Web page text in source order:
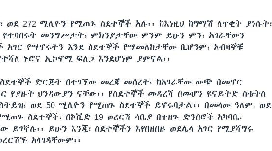
ወደ 272 ሚሊዮን የሚጠጉ ስደተኞች አሉ፡፡ ከእነዚህ ከግማሽ ለጥቂት ያነሱት፣
የተባበሩት መንግሥታት፣ ምክንያታቸው ምንም ይሁን ምን፣ አገራቸውን
አገር የሚኖሩትን እንደ ስደተኞች የሚመለከታቸው ቢሆንም፣ አብዛኞቹ
ኑሮና ኢኮኖሚ ፍለጋ እንደሆነም ያምናል፡፡
ድርጅት በተገኘው መረጃ መሰረት፣ ከአገራቸው ውጭ በመኖር
የያዙት ህንዳውያን ናቸው፡፡ የስደተኞች መዳረሻ በመሆን ዩናይትድ ስቴትስ
ወደ 50 ሚሊዮን የሚጠጉ ስደተኞች ይኖሩባታል፡፡ በመላው ዓለም፣ ወደ
ስደተኞች፣ በኮቪድ 19 ወረርሽ ሳቢያ በተዘጉ ድንበሮች አካባቢ፣
ይገኛሉ፡፡ ይሁን እንጂ፣ ስደተኞችን እየበዘበዙ ወደሌላ አገር የሚያሻግሩ
አላገዳቸውም፡፡